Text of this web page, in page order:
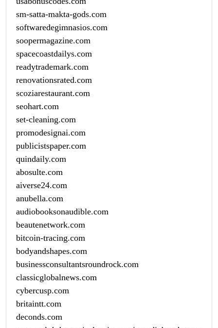
sm-satta-makta-gods.com
softwaredegimnasios.com
soopermagazine.com
spacecoastdailys.com
readytrademark.com
renovationsrated.com
scoziarestaurant.com
seohart.com
set-cleaning.com
promodesignai.com
publicistspaper.com
quindaily.com
abosulte.com
aiverse24.com
anubella.com
audiobooksonaudible.com
beautenetwork.com
bitcoin-tracing.com
bodyandshapes.com
businessconsultantsroundrock.com
classicglobalnews.com
cybercusp.com
britaintt.com
deconds.com